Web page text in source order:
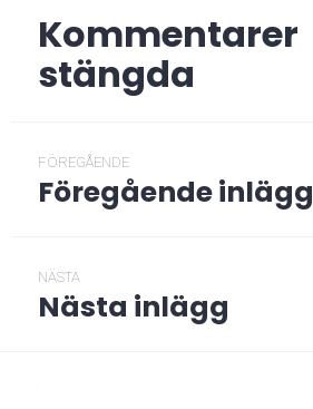
Kommentarer
stängda
FÖREGÅENDE
Föregående
Föregående inlägg
NÄSTA
Nästa
Nästa inlägg